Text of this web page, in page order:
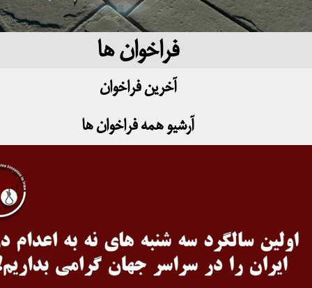
فراخوان ها
آخرین فراخوان
آرشیو همه فراخوان ها